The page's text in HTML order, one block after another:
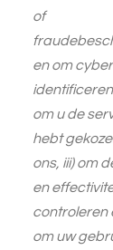
of
en om
om u de
hebt
ons, iii) om
en
controleren
om uw